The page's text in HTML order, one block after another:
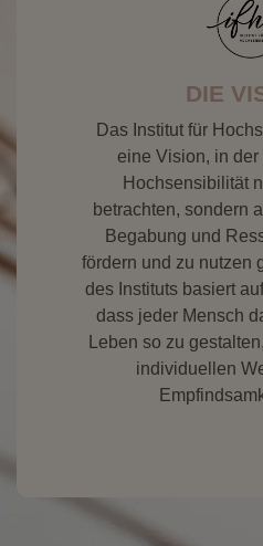
DIE
Das Institut für
eine Vision, in
Hochsensibilität
betrachten, sondern
Begabung und
fördern und zu nutzen
des Instituts basiert
dass jeder Mensch
Leben so zu
individuellen